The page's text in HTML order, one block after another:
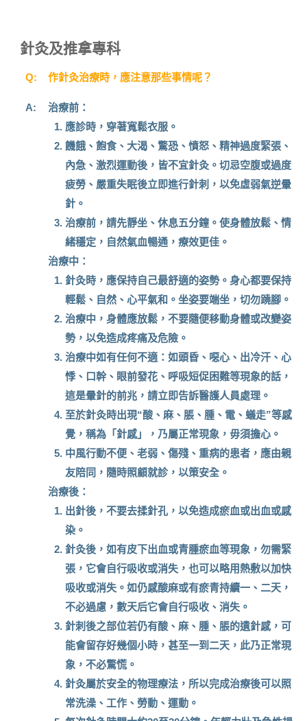
針灸及推拿專科
Q: 作針灸治療時，應注意那些事情呢？
A:
治療前：
應診時，穿著寬鬆衣服。
饑餓、飽食、大渴、驚恐、憤怒、精神過度緊張、
內急、激烈運動後，皆不宜針灸。切忌空腹或過度
疲勞、嚴重失眠後立即進行針刺，以免虛弱氣逆暈
針。
治療前，請先靜坐、休息五分鐘。使身體放鬆、情
緒穩定，自然氣血暢通，療效更佳。
治療中：
針灸時，應保持自己最舒適的姿勢。身心都要保持
輕鬆、自然、心平氣和。坐姿要端坐，切勿蹺腳。
治療中，身體應放鬆，不要隨便移動身體或改變姿
勢，以免造成疼痛及危險。
治療中如有任何不適：如頭昏、噁心、出冷汗、心
悸、口幹、眼前發花、呼吸短促困難等現象的話，
這是暈針的前兆，請立即告訴醫護人員處理。
至於針灸時出現“酸、麻、脹、腫、電、蟻走”等感
覺，稱為「針感」，乃屬正常現象，毋須擔心。
中風行動不便、老弱、傷殘、重病的患者，應由親
友陪同，隨時照顧就診，以策安全。
治療後：
出針後，不要去揉針孔，以免造成瘀血或出血或感
染。
針灸後，如有皮下出血或青腫瘀血等現象，勿需緊
張，它會自行吸收或消失，也可以略用熱敷以加快
吸收或消失。如仍感酸麻或有瘀青持續一、二天，
不必過慮，數天后它會自行吸收、消失。
針刺後之部位若仍有酸、麻、腫、脹的遺針感，可
能會留存好幾個小時，甚至一到二天，此乃正常現
象，不必驚慌。
針灸屬於安全的物理療法，所以完成治療後可以照
常洗澡、工作、勞動、運動。